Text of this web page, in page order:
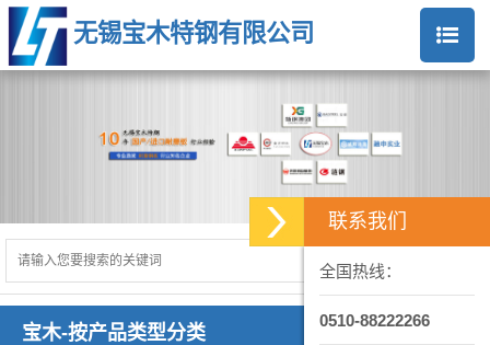
无锡宝木特钢有限公司
宝木-按产品类型分类
联系我们
全国热线：
0510-88222266